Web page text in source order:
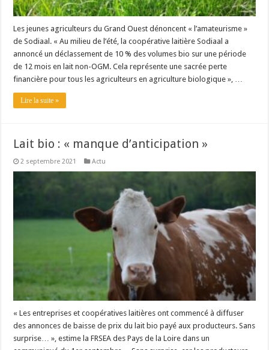
Les jeunes agriculteurs du Grand Ouest dénoncent « l’amateurisme »
de Sodiaal. « Au milieu de l’été, la coopérative laitière Sodiaal a
annoncé un déclassement de 10 % des volumes bio sur une période
de 12 mois en lait non-OGM. Cela représente une sacrée perte
financière pour tous les agriculteurs en agriculture biologique », …
Lire la suite »
Lait bio : « manque d’anticipation »
2 septembre 2021 Actu
« Les entreprises et coopératives laitières ont commencé à diffuser
des annonces de baisse de prix du lait bio payé aux producteurs. Sans
surprise… », estime la FRSEA des Pays de la Loire dans un